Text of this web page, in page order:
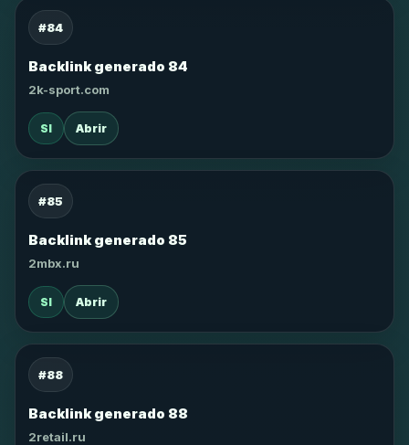
#84
Backlink generado 84
2k-sport.com
SI Abrir
#85
Backlink generado 85
2mbx.ru
SI Abrir
#88
Backlink generado 88
2retail.ru